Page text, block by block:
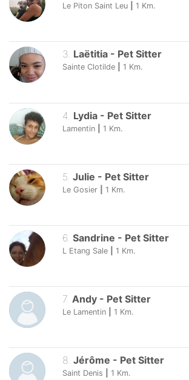
Le Piton Saint Leu 1 Km.
3. Laëtitia - Pet Sitter
Sainte Clotilde 1 Km.
4 Lydia - Pet Sitter
Lamentin 1 Km.
5 Julie - Pet Sitter
Le Gosier 1 Km.
6. Sandrine - Pet Sitter
L Etang Sale 1 Km.
7. Andy - Pet Sitter
Le Lamentin 1 Km.
8. Jérôme - Pet Sitter
Saint Denis 1 Km.